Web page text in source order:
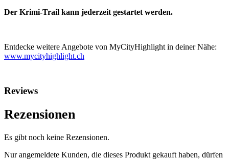
Der Krimi-Trail kann jederzeit gestartet werden.
Entdecke weitere Angebote von MyCityHighlight in deiner Nähe:
www.mycityhighlight.ch
Reviews
Rezensionen
Es gibt noch keine Rezensionen.
Nur angemeldete Kunden, die dieses Produkt gekauft haben, dürfen